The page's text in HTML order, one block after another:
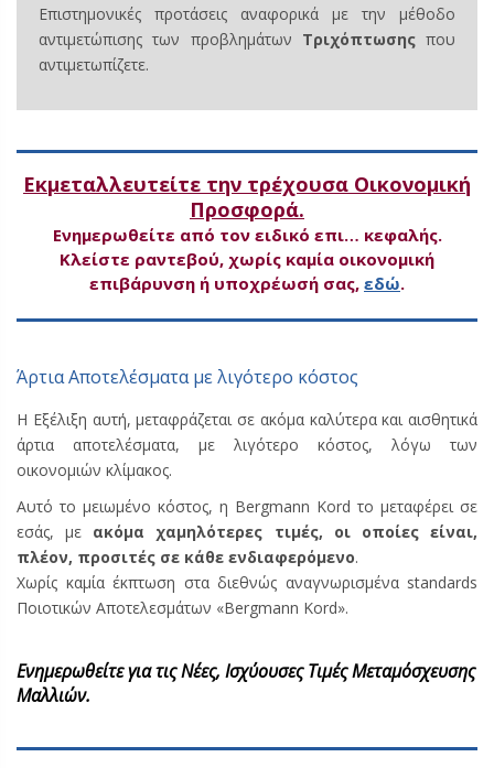
Επιστημονικές προτάσεις αναφορικά με την μέθοδο
αντιμετώπισης των προβλημάτων Τριχόπτωσηςπου
αντιμετωπίζετε.
Εκμεταλλευτείτε την τρέχουσα Οικονομική
Προσφορά.
Ενημερωθείτε από τον ειδικό επι… κεφαλής.
Κλείστε ραντεβού, χωρίς καμία οικονομική
επιβάρυνση ή υποχρέωσή σας, εδώ.
Άρτια Αποτελέσματα με λιγότερο κόστος
Η Εξέλιξη αυτή, μεταφράζεται σε ακόμα καλύτερα και αισθητικά
άρτια αποτελέσματα, με λιγότερο κόστος, λόγω των
οικονομιών κλίμακος.
Αυτό το μειωμένο κόστος, η Bergmann Kord το μεταφέρει σε
εσάς, με ακόμα χαμηλότερες τιμές, οι οποίες είναι,
πλέον, προσιτές σε κάθε ενδιαφερόμενο.
Χωρίς καμία έκπτωση στα διεθνώς αναγνωρισμένα standards
Ποιοτικών Αποτελεσμάτων «Bergmann Kord».
Ενημερωθείτε για τις Νέες, Ισχύουσες Τιμές Μεταμόσχευσης
Μαλλιών.